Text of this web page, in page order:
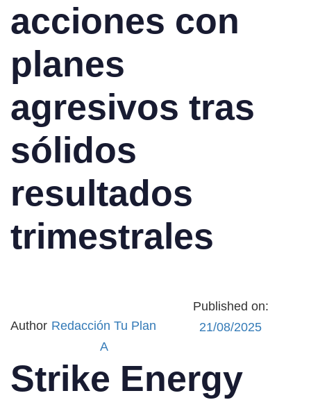
acciones con
planes
agresivos tras
sólidos
resultados
trimestrales
Author Redacción Tu Plan
A
Published on:
21/08/2025
Strike Energy